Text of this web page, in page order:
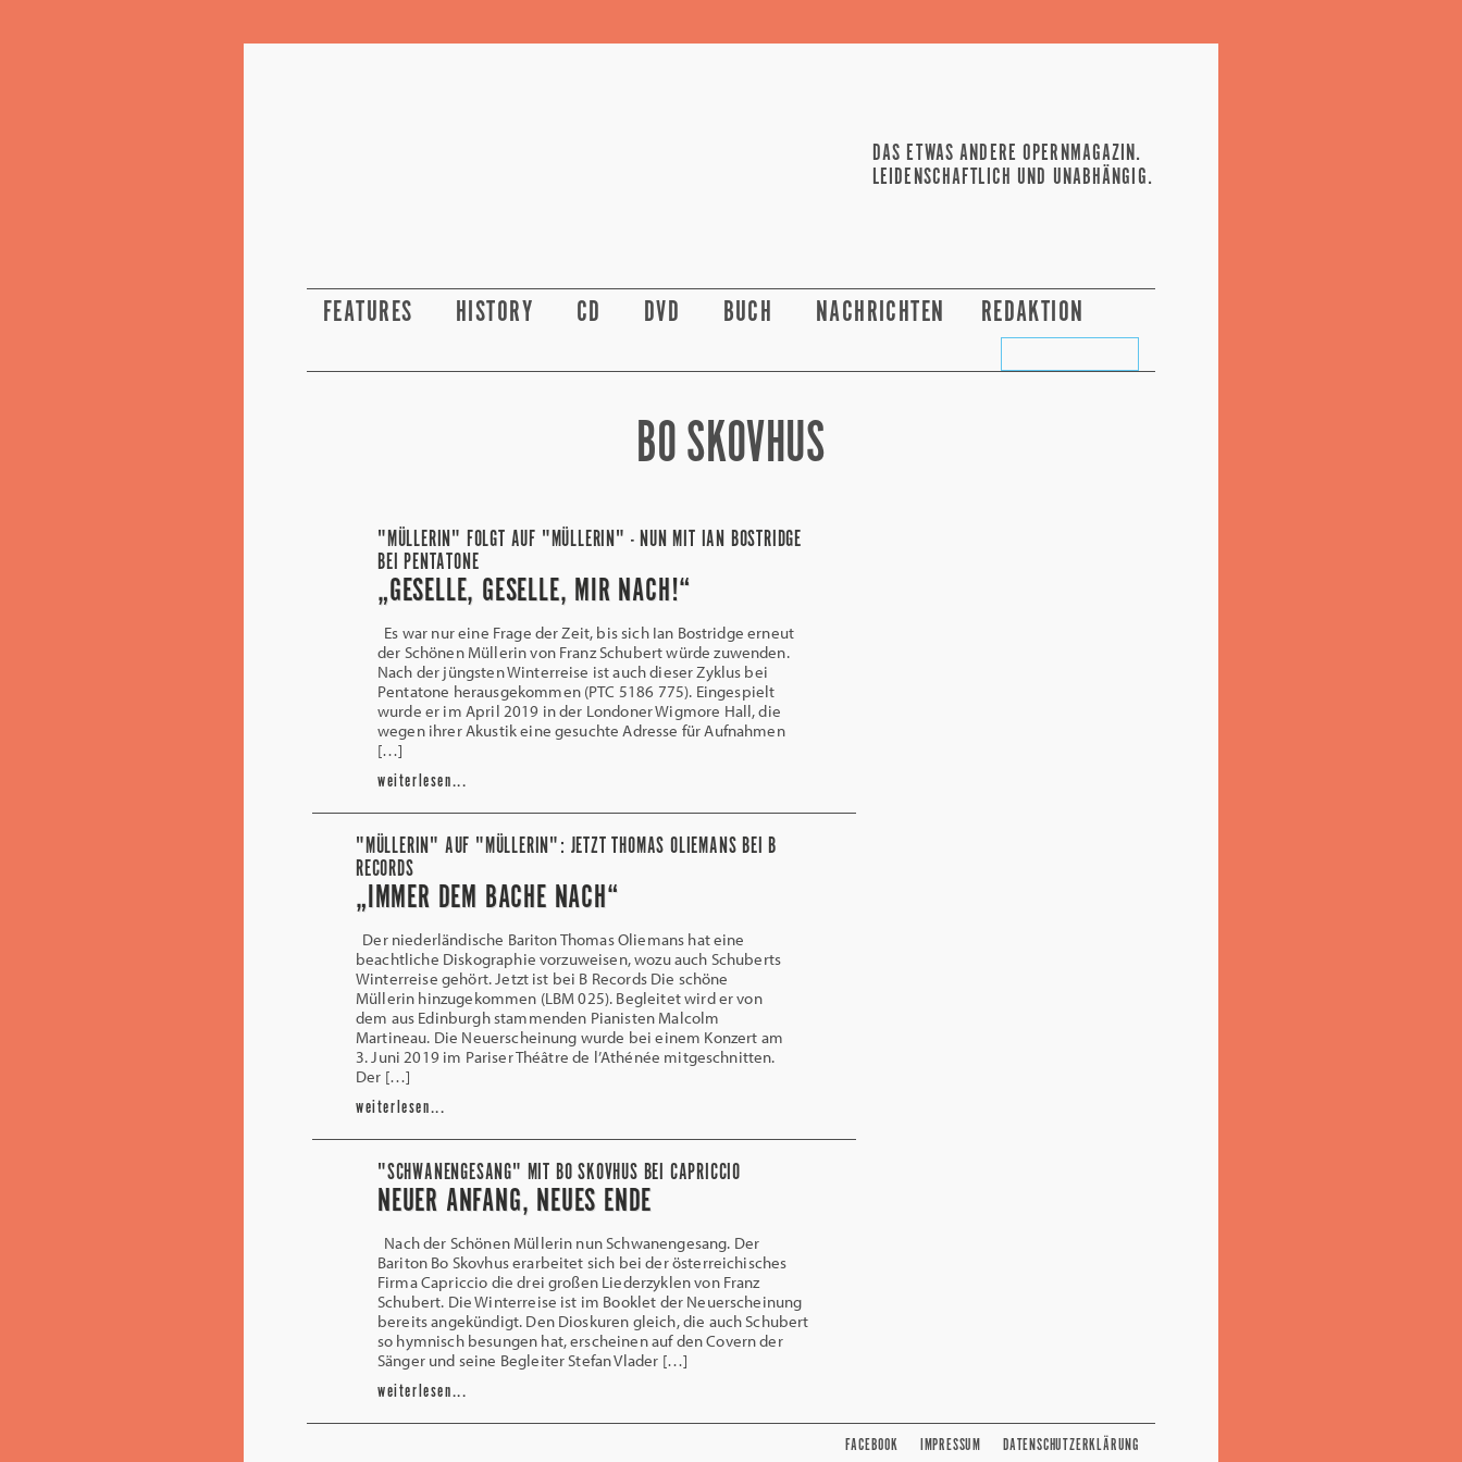
DAS ETWAS ANDERE OPERNMAGAZIN.
LEIDENSCHAFTLICH UND UNABHÄNGIG.
FEATURES HISTORY CD DVD BUCH NACHRICHTEN REDAKTION
BO SKOVHUS
"MÜLLERIN" FOLGT AUF "MÜLLERIN" - NUN MIT IAN BOSTRIDGE
BEI PENTATONE
„GESELLE, GESELLE, MIR NACH!“
Es war nur eine Frage der Zeit, bis sich Ian Bostridge erneut
der Schönen Müllerin von Franz Schubert würde zuwenden.
Nach der jüngsten Winterreise ist auch dieser Zyklus bei
Pentatone herausgekommen (PTC 5186 775). Eingespielt
wurde er im April 2019 in der Londoner Wigmore Hall, die
wegen ihrer Akustik eine gesuchte Adresse für Aufnahmen
[…]
weiterlesen...
"MÜLLERIN" AUF "MÜLLERIN": JETZT THOMAS OLIEMANS BEI B
RECORDS
„IMMER DEM BACHE NACH“
Der niederländische Bariton Thomas Oliemans hat eine
beachtliche Diskographie vorzuweisen, wozu auch Schuberts
Winterreise gehört. Jetzt ist bei B Records Die schöne
Müllerin hinzugekommen (LBM 025). Begleitet wird er von
dem aus Edinburgh stammenden Pianisten Malcolm
Martineau. Die Neuerscheinung wurde bei einem Konzert am
3. Juni 2019 im Pariser Théâtre de l’Athénée mitgeschnitten.
Der […]
weiterlesen...
"SCHWANENGESANG" MIT BO SKOVHUS BEI CAPRICCIO
NEUER ANFANG, NEUES ENDE
Nach der Schönen Müllerin nun Schwanengesang. Der
Bariton Bo Skovhus erarbeitet sich bei der österreichisches
Firma Capriccio die drei großen Liederzyklen von Franz
Schubert. Die Winterreise ist im Booklet der Neuerscheinung
bereits angekündigt. Den Dioskuren gleich, die auch Schubert
so hymnisch besungen hat, erscheinen auf den Covern der
Sänger und seine Begleiter Stefan Vlader […]
weiterlesen...
DATENSCHUTZERKLÄRUNG
IMPRESSUM
FACEBOOK